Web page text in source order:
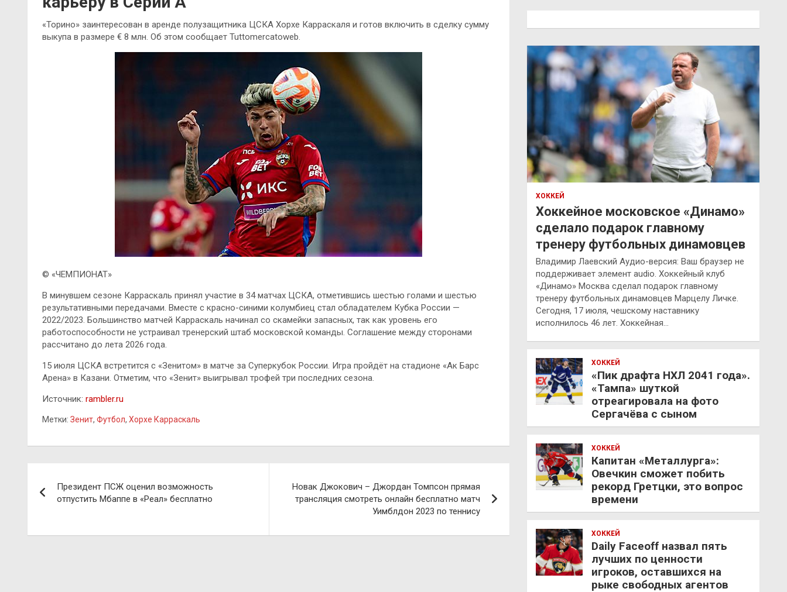
«Торино» заинтересован в аренде полузащитника ЦСКА Хорхе Карраскаля и готов включить в сделку сумму
выкупа в размере € 8 млн. Об этом сообщает Tuttomercatoweb.
© «ЧЕМПИОНАТ»
В минувшем сезоне Карраскаль принял участие в 34 матчах ЦСКА, отметившись шестью голами и шестью
результативными передачами. Вместе с красно-синими колумбиец стал обладателем Кубка России —
2022/2023. Большинство матчей Карраскаль начинал со скамейки запасных, так как уровень его
работоспособности не устраивал тренерский штаб московской команды. Соглашение между сторонами
рассчитано до лета 2026 года.
15 июля ЦСКА встретится с «Зенитом» в матче за Суперкубок России. Игра пройдёт на стадионе «Ак Барс
Арена» в Казани. Отметим, что «Зенит» выигрывал трофей три последних сезона.
Источник: rambler.ru
Метки: Зенит, Футбол, Хорхе Карраскаль
по
Президент ПСЖ оценил возможность
отпустить Мбаппе в «Реал» бесплатно
Новак Джокович – Джордан Томпсон прямая
трансляция смотреть онлайн бесплатно матч
Уимблдон 2023 по теннису
ХОККЕЙ
Хоккейное московское «Динамо»
сделало подарок главному
тренеру футбольных динамовцев
Владимир Лаевский Аудио-версия: Ваш браузер не
поддерживает элемент audio. Хоккейный клуб
«Динамо» Москва сделал подарок главному
тренеру футбольных динамовцев Марцелу Личке.
Сегодня, 17 июля, чешскому наставнику
исполнилось 46 лет. Хоккейная…
ХОККЕЙ
«Пик драфта НХЛ 2041 года».
«Тампа» шуткой
отреагировала на фото
Сергачёва с сыном
ХОККЕЙ
Капитан «Металлурга»:
Овечкин сможет побить
рекорд Гретцки, это вопрос
времени
ХОККЕЙ
Daily Faceoff назвал пять
лучших по ценности
игроков, оставшихся на
рыке свободных агентов